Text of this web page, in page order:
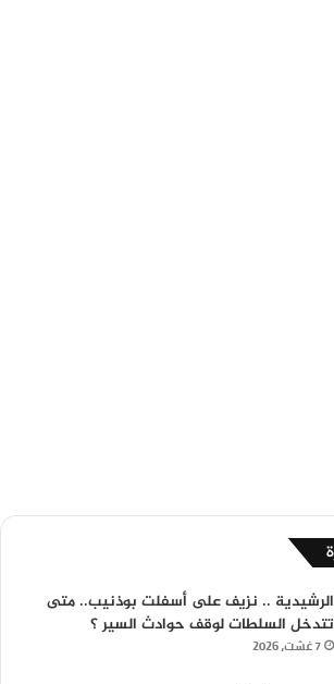
الرشيدية .. نزيف على أسفلت بوذنيب.. متى
تتدخل السلطات لوقف حوادث السير ؟
7 غشت، 2026